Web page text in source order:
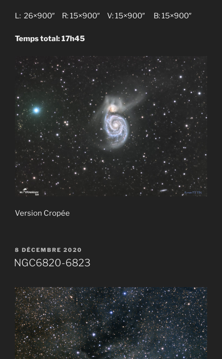
L: 26×900″ R: 15×900″ V: 15×900″ B: 15×900″
Temps total: 17h45
Version Cropée
PUBLIÉ
LE
8 DÉCEMBRE 2020
NGC6820-6823